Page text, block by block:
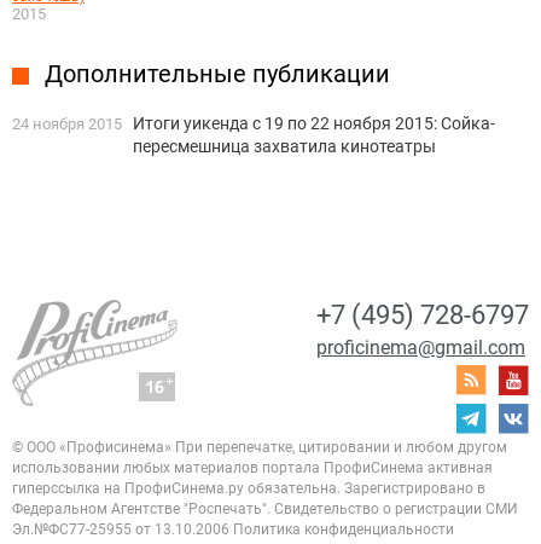
2015
Дополнительные публикации
24 ноября 2015
Итоги уикенда с 19 по 22 ноября 2015: Сойка-
пересмешница захватила кинотеатры
+7 (495) 728-6797
proficinema@gmail.com
© ООО «Профисинема» При перепечатке, цитировании и любом другом
использовании любых материалов портала ПрофиСинема активная
гиперссылка на ПрофиСинема.ру обязательна. Зарегистрировано в
Федеральном Агентстве "Роспечать". Свидетельство о регистрации СМИ
Эл.№ФС77-25955 от 13.10.2006 Политика конфиденциальности